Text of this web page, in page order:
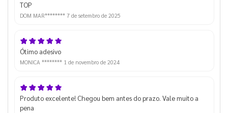
TOP
DOM MAR******** 7 de setembro de 2025
Ótimo adesivo
MONICA ******** 1 de novembro de 2024
Produto excelente! Chegou bem antes do prazo. Vale muito a
pena